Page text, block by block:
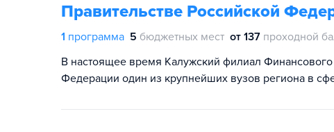
Правительстве Российской
1 программа 5 бюджетных мест от 137 проходной
В настоящее время Калужский филиал Финансового
Федерации один из крупнейших вузов региона в